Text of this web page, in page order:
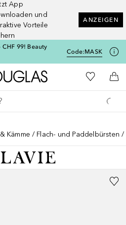
App
und
Vorteile
ANZEIGEN
CHF 99! Beauty
Code:MASK
Zur Douglas Startseite
Zu Meiner
Kämme Flach- und Paddelbürsten